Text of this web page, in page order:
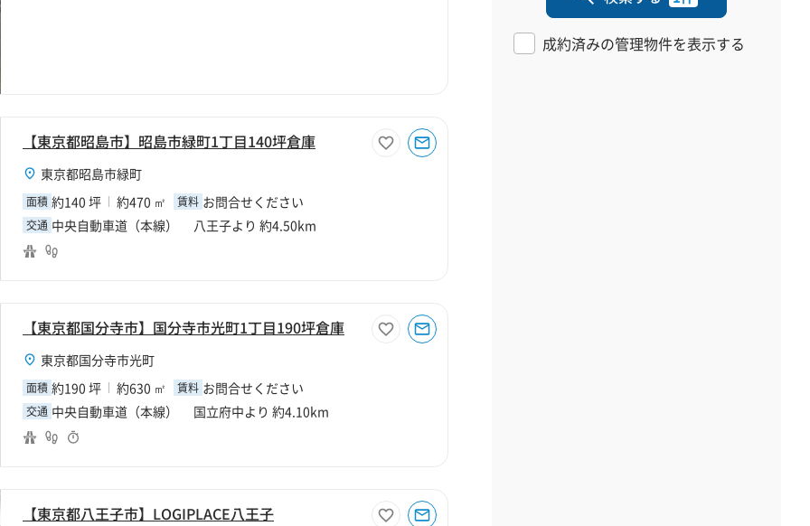
【東京都昭島市】昭島市緑町1丁目140坪倉庫
東京都昭島市緑町
面積 約140 坪 約470 ㎡ 賃料 お問合せください
交通 中央自動車道（本線） 八王子より 約4.50km
【東京都国分寺市】国分寺市光町1丁目190坪倉庫
東京都国分寺市光町
面積 約190 坪 約630 ㎡ 賃料 お問合せください
交通 中央自動車道（本線） 国立府中より 約4.10km
【東京都八王子市】LOGIPLACE八王子
成約済みの管理物件を表示する